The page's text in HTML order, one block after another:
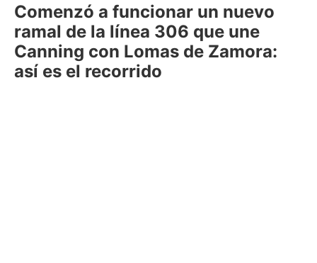
Comenzó a funcionar un nuevo
ramal de la línea 306 que une
Canning con Lomas de Zamora:
así es el recorrido